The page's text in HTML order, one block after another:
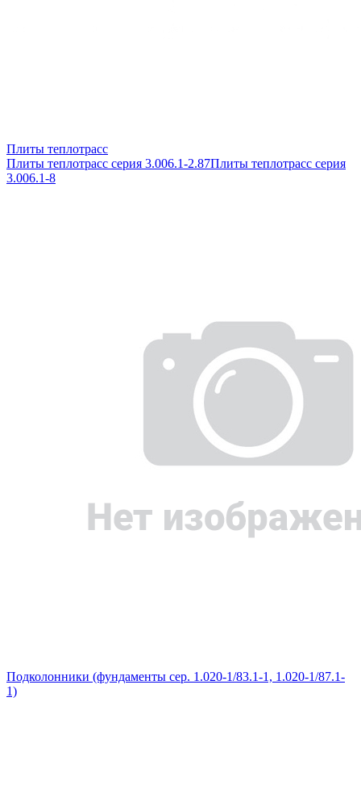
Плиты теплотрасс
Плиты теплотрасс серия 3.006.1-2.87Плиты теплотрасс серия
3.006.1-8
Подколонники (фундаменты сер. 1.020-1/83.1-1, 1.020-1/87.1-
1)